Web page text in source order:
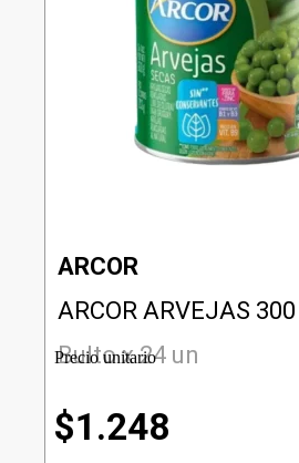
ARCOR
ARCOR ARVEJAS
Bulto x 24 un
Precio unitario
$1.248